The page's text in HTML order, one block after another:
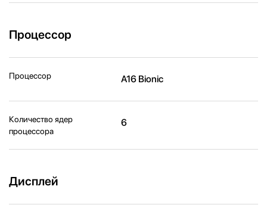
Процессор
Процессор A16 Bionic
Количество ядер
процессора
6
Дисплей